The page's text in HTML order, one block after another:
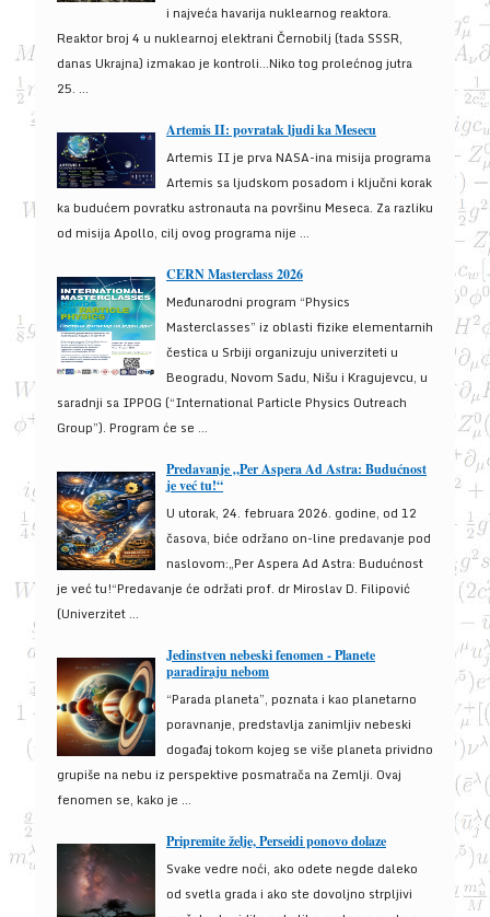
i najveća havarija nuklearnog reaktora.
Reaktor broj 4 u nuklearnoj elektrani Černobilj (tada SSSR,
danas Ukrajna) izmakao je kontroli...Niko tog prolećnog jutra
25. ...
Artemis II: povratak ljudi ka Mesecu
Artemis II je prva NASA-ina misija programa
Artemis sa ljudskom posadom i ključni korak
ka budućem povratku astronauta na površinu Meseca. Za razliku
od misija Apollo, cilj ovog programa nije ...
CERN Masterclass 2026
Međunarodni program “Physics
Masterclasses” iz oblasti fizike elementarnih
čestica u Srbiji organizuju univerziteti u
Beogradu, Novom Sadu, Nišu i Kragujevcu, u
saradnji sa IPPOG (“International Particle Physics Outreach
Group”). Program će se ...
Predavanje „Per Aspera Ad Astra: Budućnost
je već tu!“
U utorak, 24. februara 2026. godine, od 12
časova, biće održano on-line predavanje pod
naslovom:„Per Aspera Ad Astra: Budućnost
je već tu!“Predavanje će održati prof. dr Miroslav D. Filipović
(Univerzitet ...
Jedinstven nebeski fenomen - Planete
paradiraju nebom
“Parada planeta”, poznata i kao planetarno
poravnanje, predstavlja zanimljiv nebeski
događaj tokom kojeg se više planeta prividno
grupiše na nebu iz perspektive posmatrača na Zemlji. Ovaj
fenomen se, kako je ...
Pripremite želje, Perseidi ponovo dolaze
Svake vedre noći, ako odete negde daleko
od svetla grada i ako ste dovoljno strpljivi